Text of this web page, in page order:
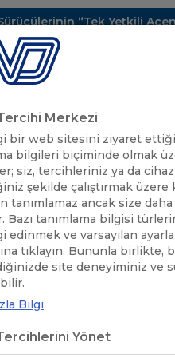
“Tek Yetkili Acentesi”
SEKTÖREL
ÖNEMLİ DUYURULAR /
Merkezi
bir web sitesini ziyaret
bilgileri biçiminde olmak
siz, tercihleriniz ya da
şekilde çalıştırmak
tanımlamaz ancak size
Bazı tanımlama bilgisi
edinmek ve varsayılan
tıklayın. Bununla birlikte,
site deneyiminiz ve
Bilgi
Yönet